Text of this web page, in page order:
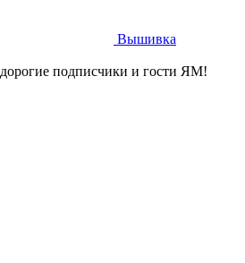
Вышивка
подписчики и гости ЯМ!